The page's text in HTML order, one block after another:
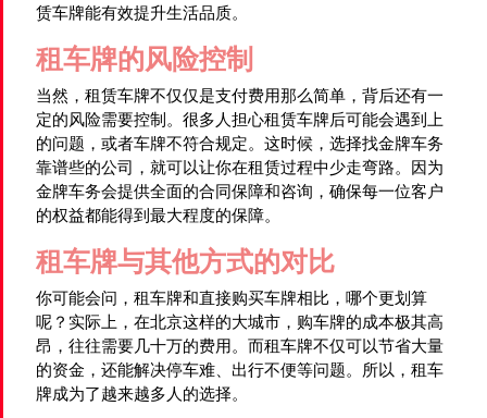
赁车牌能有效提升生活品质。
租车牌的风险控制
当然，租赁车牌不仅仅是支付费用那么简单，背后还有一
定的风险需要控制。很多人担心租赁车牌后可能会遇到上
的问题，或者车牌不符合规定。这时候，选择找金牌车务
靠谱些的公司，就可以让你在租赁过程中少走弯路。因为
金牌车务会提供全面的合同保障和咨询，确保每一位客户
的权益都能得到最大程度的保障。
租车牌与其他方式的对比
你可能会问，租车牌和直接购买车牌相比，哪个更划算
呢？实际上，在北京这样的大城市，购车牌的成本极其高
昂，往往需要几十万的费用。而租车牌不仅可以节省大量
的资金，还能解决停车难、出行不便等问题。所以，租车
牌成为了越来越多人的选择。